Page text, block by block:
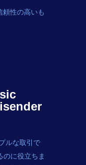
性の高いも
ルな取引で
のに役立ちま